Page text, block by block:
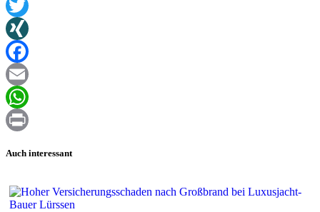
Twitter
XING
Facebook
Email
WhatsApp
Auch interessant